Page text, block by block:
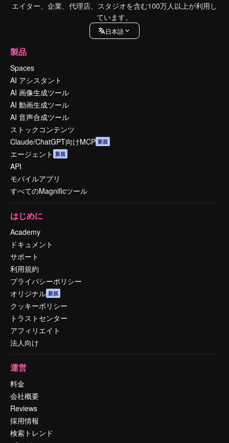
エイター、企業、代理店、スタジオを含む100万人以上が利用し
ています。
日本語
製品
Spaces
AI アシスタント
AI 画像生成ツール
AI 動画生成ツール
AI 音声合成ツール
ストックコンテンツ
Claude/ChatGPT向けMCP 新規
エージェント 新規
API
モバイルアプリ
すべてのMagnificツール
はじめに
Academy
ドキュメント
サポート
利用規約
プライバシーポリシー
オリジナル 新規
クッキーポリシー
トラストセンター
アフィリエイト
法人向け
運営
料金
会社概要
Reviews
採用情報
検索トレンド